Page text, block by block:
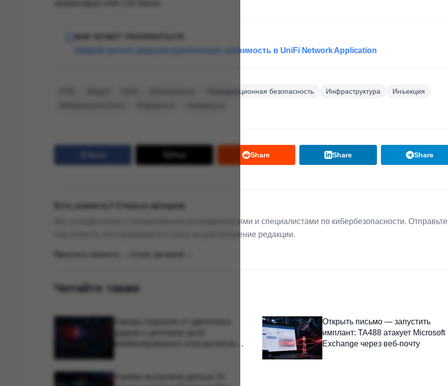
Ubiquiti срочно закрыла критическую уязвимость в UniFi Network Application
Информационная безопасность Инфраструктура
Инъекция
Share Share Share
Есть новость? Станьте автором.
Мы сотрудничаем с независимыми исследователями и специалистами по кибербезопасности. Отправьте
нам новость или предложите статью на рассмотрение редакции.
Читайте также
Открыть письмо — запустить
имплант: TA488 атакует Microsoft
Exchange через веб-почту